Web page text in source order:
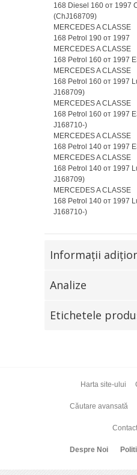
168 Diesel 160 от 1997
(ChJ168709)
MERCEDES A CLASSE
168 Petrol 190 от 1997
MERCEDES A CLASSE
168 Petrol 160 от 1997
MERCEDES A CLASSE
168 Petrol 160 от 1997
J168709)
MERCEDES A CLASSE
168 Petrol 160 от 1997
J168710-)
MERCEDES A CLASSE
168 Petrol 140 от 1997
MERCEDES A CLASSE
168 Petrol 140 от 1997
J168709)
MERCEDES A CLASSE
168 Petrol 140 от 1997
J168710-)
Informaţii
Analize
Etichetele
Harta site-ului
Căutare avansată
Despre Noi